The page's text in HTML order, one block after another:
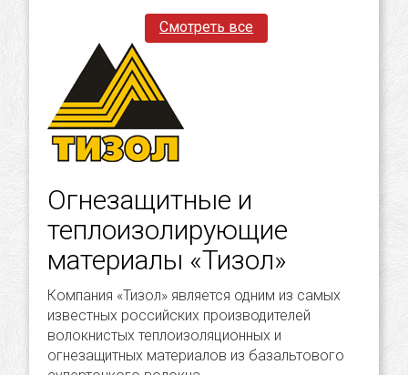
Смотреть все
Огнезащитные и
теплоизолирующие
материалы «Тизол»
Компания «Тизол» является одним из самых
известных российских производителей
волокнистых теплоизоляционных и
огнезащитных материалов из базальтового